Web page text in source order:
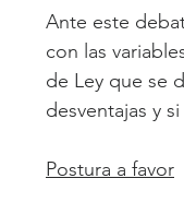
Ante este
con las
de Ley que se
desventajas y
Postura a favor